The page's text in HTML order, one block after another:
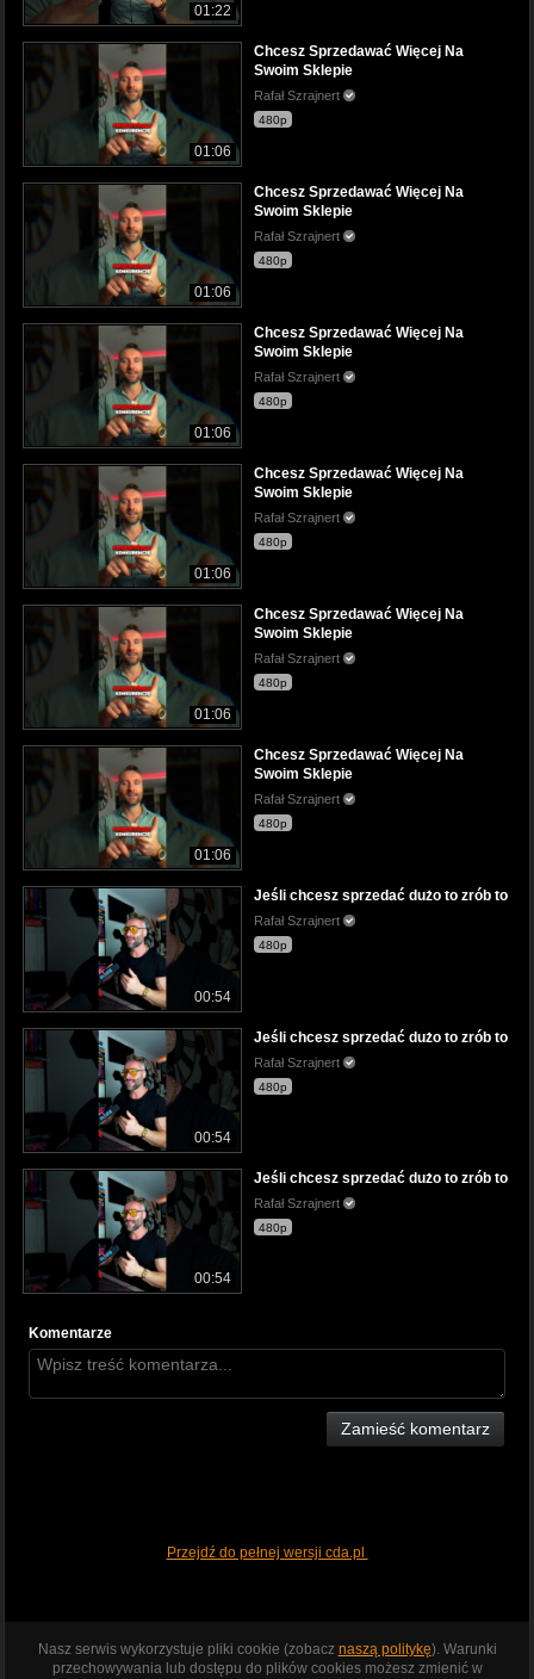
01:22
01:06
Chcesz Sprzedawać Więcej Na
Swoim Sklepie
Rafał Szrajnert
480p
01:06
Chcesz Sprzedawać Więcej Na
Swoim Sklepie
Rafał Szrajnert
480p
01:06
Chcesz Sprzedawać Więcej Na
Swoim Sklepie
Rafał Szrajnert
480p
01:06
Chcesz Sprzedawać Więcej Na
Swoim Sklepie
Rafał Szrajnert
480p
01:06
Chcesz Sprzedawać Więcej Na
Swoim Sklepie
Rafał Szrajnert
480p
01:06
Chcesz Sprzedawać Więcej Na
Swoim Sklepie
Rafał Szrajnert
480p
00:54
Jeśli chcesz sprzedać dużo to zrób to
Rafał Szrajnert
480p
00:54
Jeśli chcesz sprzedać dużo to zrób to
Rafał Szrajnert
480p
00:54
Jeśli chcesz sprzedać dużo to zrób to
Rafał Szrajnert
480p
Komentarze
Zamieść komentarz
Przejdź do pełnej wersji cda.pl
Nasz serwis wykorzystuje pliki cookie (zobacz naszą politykę). Warunki
przechowywania lub dostępu do plików cookies możesz zmienić w